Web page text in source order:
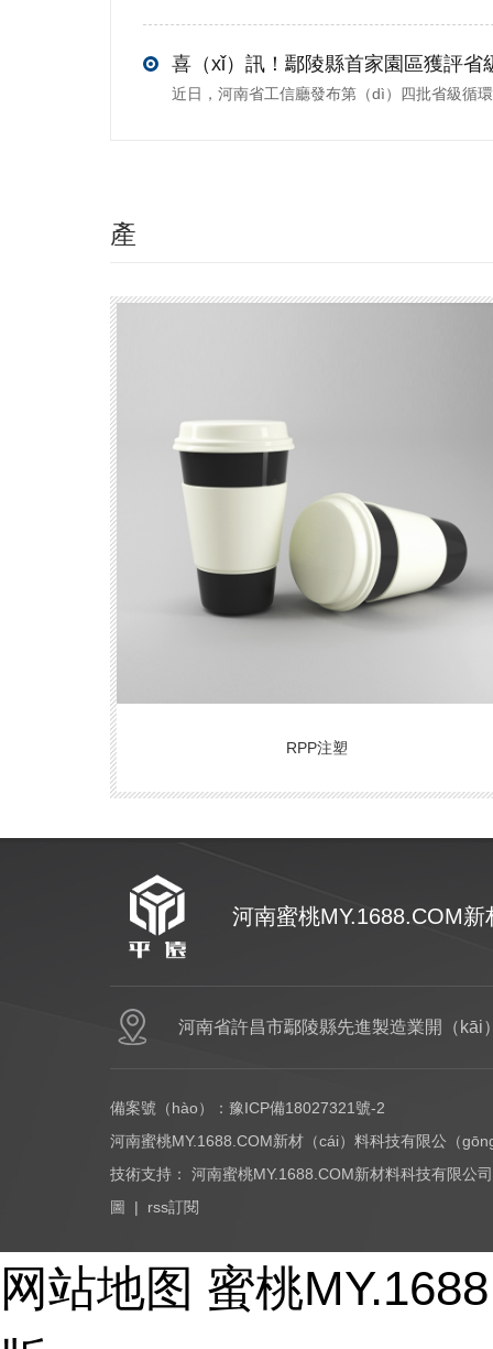
產
（chǎn）
品推薦
RPP注塑
河南蜜桃MY.1688.COM
河南省許昌市鄢陵縣先進製造業開（kāi
備案號（hào）： 豫ICP備18027321號-2
河南蜜桃MY.1688.COM新材（cái）料科技有限公（
技術支持： 河南蜜桃MY.1688.COM新材料科技有限公司
圖
| rss訂閱
网站地图 蜜桃